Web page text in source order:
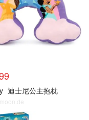
迪士尼公主抱枕